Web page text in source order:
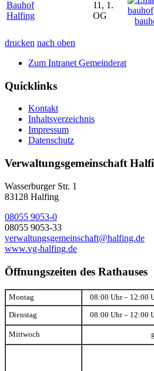
Bauhof
Halfing
11, 1.
OG
drucken nach oben
Zum Intranet Gemeinderat
Quicklinks
Kontakt
Inhaltsverzeichnis
Impressum
Datenschutz
Verwaltungsgemeinschaft
Wasserburger Str. 1
83128 Halfing
08055 9053-0
08055 9053-33
verwaltungsgemeinschaft@halfing.de
www.vg-halfing.de
Öffnungszeiten des Rathauses
Montag 08:00 Uhr – 12:00
Dienstag 08:00 Uhr – 12:00
Mittwoch